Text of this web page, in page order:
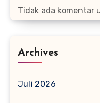
Tidak ada komentar
Archives
Juli 2026